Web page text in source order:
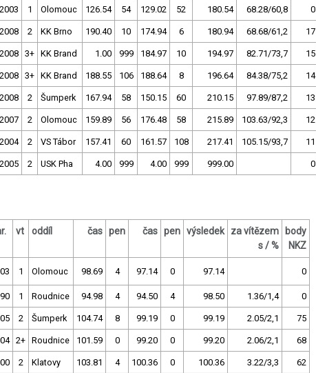
2003 1 Olomouc 126.54 54 129.02 52 180.54 68.28/60,8 0
2008 2 KK Brno 190.40 10 174.94 6 180.94 68.68/61,2 17
2008 3+ KK Brand 1.00 999 184.97 10 194.97 82.71/73,7 15
2008 3+ KK Brand 188.55 106 188.64 8 196.64 84.38/75,2 14
2008 2 Šumperk 167.94 58 150.15 60 210.15 97.89/87,2 13
2007 2 Olomouc 159.89 56 176.48 58 215.89 103.63/92,3 12
2004 2 VS Tábor 157.41 60 161.57 108 217.41 105.15/93,7 11
2005 2 USK Pha 4.00 999 4.00 999 999.00 0
vt oddíl čas pen čas pen výsledek
za vítězem
s / %
body
NKZ
1 Olomouc 98.69 4 97.14 0 97.14 0
1 Roudnice 94.98 4 94.50 4 98.50 1.36/1,4 0
2 Šumperk 104.74 8 99.19 0 99.19 2.05/2,1 75
2+ Roudnice 101.59 0 99.20 0 99.20 2.06/2,1 68
2 Klatovy 103.81 4 100.36 0 100.36 3.22/3,3 62